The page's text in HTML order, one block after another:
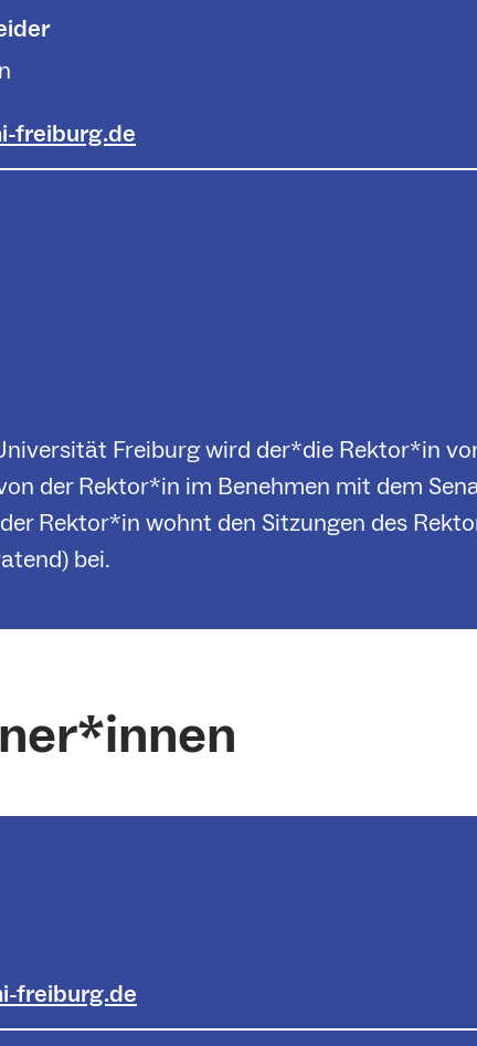
freiburg.de
Freiburg wird der*die Rektor*in
der Rektor*in im Benehmen mit dem
Rektor*in wohnt den Sitzungen des
bei.
freiburg.de